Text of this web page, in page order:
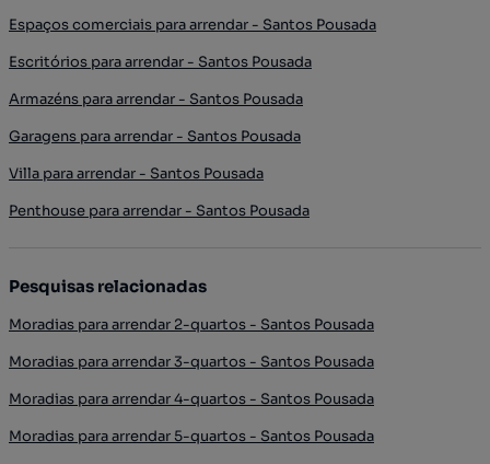
Espaços comerciais para arrendar - Santos Pousada
Escritórios para arrendar - Santos Pousada
Armazéns para arrendar - Santos Pousada
Garagens para arrendar - Santos Pousada
Villa para arrendar - Santos Pousada
Penthouse para arrendar - Santos Pousada
Pesquisas relacionadas
Moradias para arrendar 2-quartos - Santos Pousada
Moradias para arrendar 3-quartos - Santos Pousada
Moradias para arrendar 4-quartos - Santos Pousada
Moradias para arrendar 5-quartos - Santos Pousada